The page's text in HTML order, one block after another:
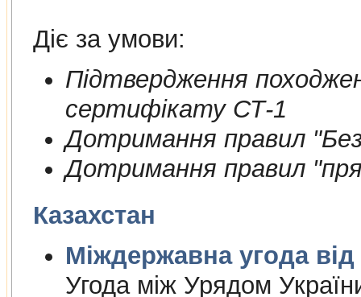
Діє за умови:
Пiдтвердження
сертифiкату СТ-1
Дотримання правил
Дотримання правил
Казахстан
Угода між Урядом